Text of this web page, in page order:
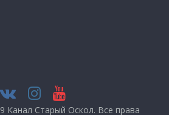
9 Канал Старый Оскол. Все права